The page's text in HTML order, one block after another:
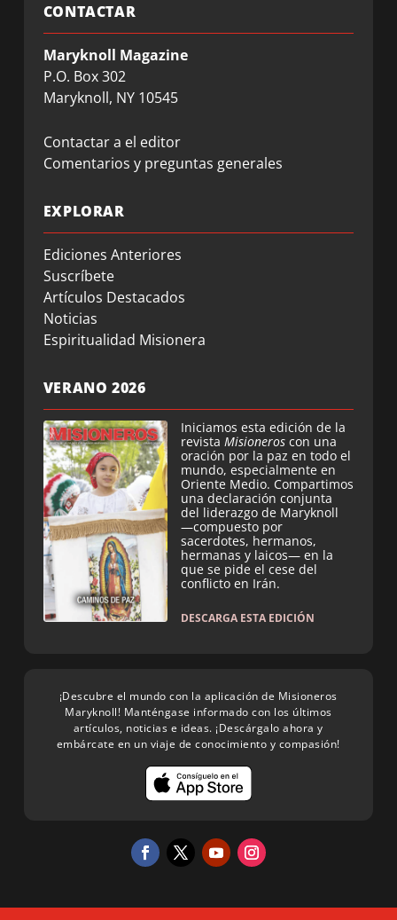
CONTACTAR
Maryknoll Magazine
P.O. Box 302
Maryknoll, NY 10545
Contactar a el editor
Comentarios y preguntas generales
EXPLORAR
Ediciones Anteriores
Suscríbete
Artículos Destacados
Noticias
Espiritualidad Misionera
VERANO 2026
Iniciamos esta edición de la
revista Misioneros con una
oración por la paz en todo el
mundo, especialmente en
Oriente Medio. Compartimos
una declaración conjunta
del liderazgo de Maryknoll
—compuesto por
sacerdotes, hermanos,
hermanas y laicos— en la
que se pide el cese del
conflicto en Irán.
DESCARGA ESTA EDICIÓN
¡Descubre el mundo con la aplicación de Misioneros
Maryknoll! Manténgase informado con los últimos
artículos, noticias e ideas. ¡Descárgalo ahora y
embárcate en un viaje de conocimiento y compasión!